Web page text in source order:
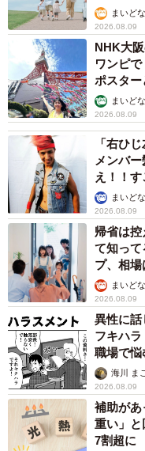
まいど
2026.08.09
NHK大
ワンピ
ポスター
まいど
2026.08.09
「右ひ
メンバ
え！！
まいど
2026.08.09
帰省は
て知って
プ、相場
まいど
2026.08.09
異性に話
フキハ
職場で悩
海川 ま
2026.08.09
補助があ
重い」
7割超に